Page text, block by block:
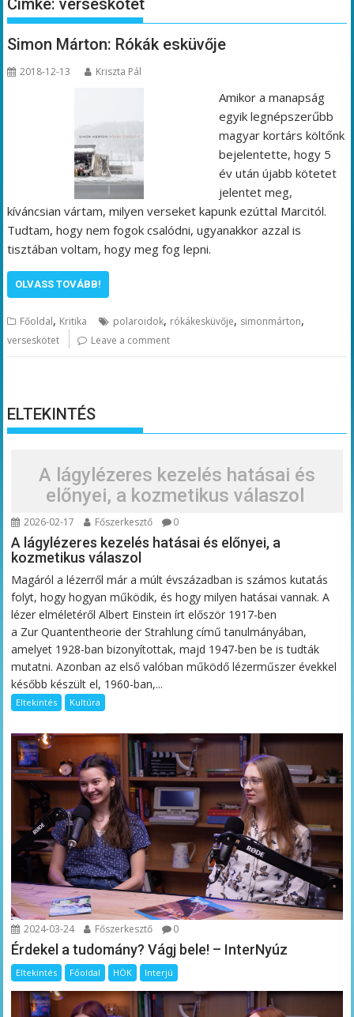
Címke:verseskötet
Simon Márton: Rókák esküvője
2018-12-13 Kriszta Pál
Amikor a manapság
egyik legnépszerűbb
magyar kortárs költőnk
bejelentette, hogy 5
év után újabb kötetet
jelentet meg,
kíváncsian vártam, milyen verseket kapunk ezúttal Marcitól.
Tudtam, hogy nem fogok csalódni, ugyanakkor azzal is
tisztában voltam, hogy meg fog lepni.
OLVASS TOVÁBB!
Főoldal, Kritika polaroidok, rókákesküvője, simonmárton,
verseskötet Leave a comment
ELTEKINTÉS
A lágylézeres kezelés hatásai és
előnyei, a kozmetikus válaszol
2026-02-17 Főszerkesztő 0
A lágylézeres kezelés hatásai és előnyei, a
kozmetikus válaszol
Magáról a lézerről már a múlt évszázadban is számos kutatás
folyt, hogy hogyan működik, és hogy milyen hatásai vannak. A
lézer elméletéről Albert Einstein írt először 1917-ben
a Zur Quantentheorie der Strahlung című tanulmányában,
amelyet 1928-ban bizonyítottak, majd 1947-ben be is tudták
mutatni. Azonban az első valóban működő lézerműszer évekkel
később készült el, 1960-ban,...
Eltekintés Kultúra
2024-03-24 Főszerkesztő 0
Érdekel a tudomány? Vágj bele! – InterNyúz
Eltekintés Főoldal HÖK Interjú